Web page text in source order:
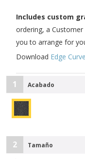
Includes custom
ordering, a
you to arrange for
Download Edge
1 Acabado
2 Tamaño